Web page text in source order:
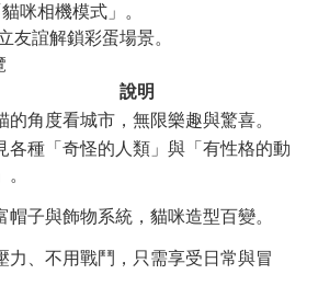
咪相機模式」。
友誼解鎖彩蛋場景。
說明
的角度看城市，無限樂趣與驚喜。
各種「奇怪的人類」與「有性格的動
帽子與飾物系統，貓咪造型百變。
力、不用戰鬥，只需享受日常與冒